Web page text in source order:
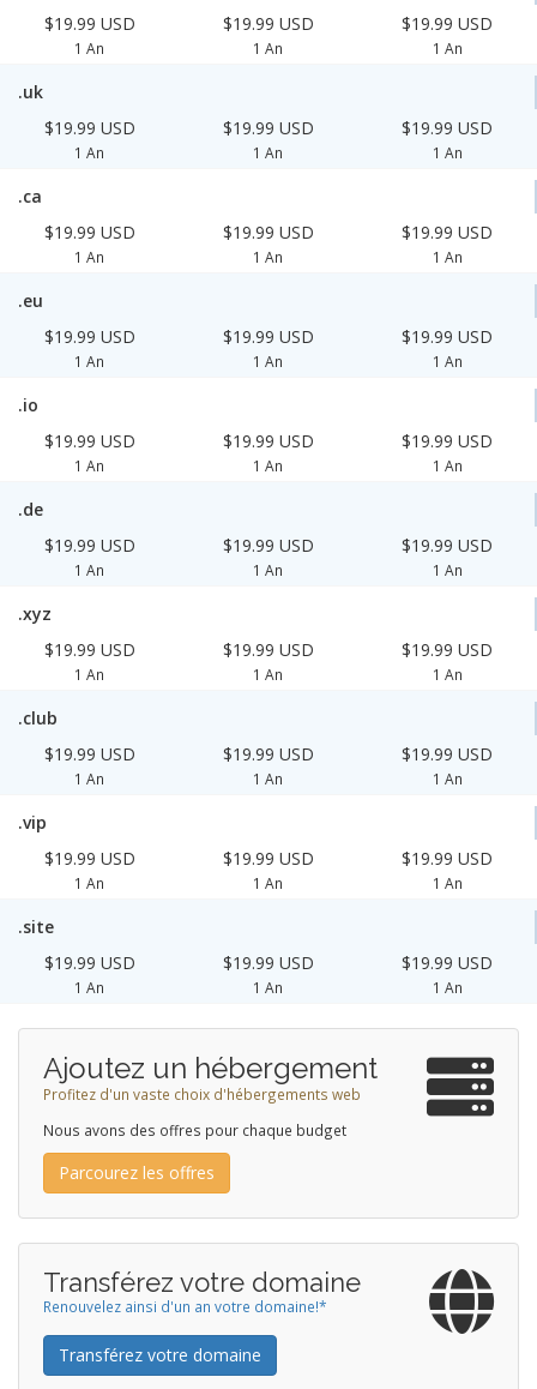
$19.99 USD
1 An
$19.99 USD
1 An
$19.99 USD
1 An
.uk
$19.99 USD
1 An
$19.99 USD
1 An
$19.99 USD
1 An
.ca
$19.99 USD
1 An
$19.99 USD
1 An
$19.99 USD
1 An
.eu
$19.99 USD
1 An
$19.99 USD
1 An
$19.99 USD
1 An
.io
$19.99 USD
1 An
$19.99 USD
1 An
$19.99 USD
1 An
.de
$19.99 USD
1 An
$19.99 USD
1 An
$19.99 USD
1 An
.xyz
$19.99 USD
1 An
$19.99 USD
1 An
$19.99 USD
1 An
.club
$19.99 USD
1 An
$19.99 USD
1 An
$19.99 USD
1 An
.vip
$19.99 USD
1 An
$19.99 USD
1 An
$19.99 USD
1 An
.site
$19.99 USD
1 An
$19.99 USD
1 An
$19.99 USD
1 An
Ajoutez un hébergement
Profitez d'un vaste choix d'hébergements web
Nous avons des offres pour chaque budget
Parcourez les offres
Transférez votre domaine
Renouvelez ainsi d'un an votre domaine!*
Transférez votre domaine